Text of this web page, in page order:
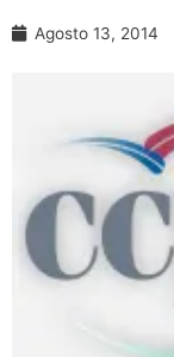
Agosto 13, 2014